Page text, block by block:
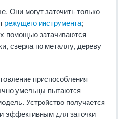
Они могут заточить только
режущего инструмента;
помощью затачиваются
сверла по металлу, дереву
приспособления
умельцы пытаются
Устройство получается
эффективным для заточки